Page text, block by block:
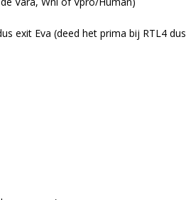
exit Eva (deed het prima bij RTL4 dus